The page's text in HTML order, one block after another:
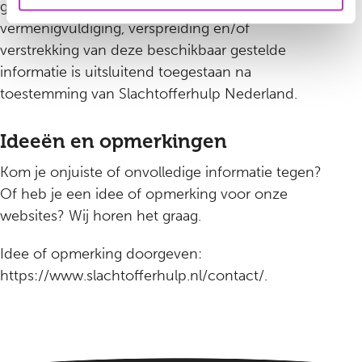
gebruik door de bezoeker. Openbaarmaking,
vermenigvuldiging, verspreiding en/of
verstrekking van deze beschikbaar gestelde
informatie is uitsluitend toegestaan na
toestemming van Slachtofferhulp Nederland.
Ideeën en opmerkingen
Kom je onjuiste of onvolledige informatie tegen?
Of heb je een idee of opmerking voor onze
websites? Wij horen het graag.
Idee of opmerking doorgeven:
https://www.slachtofferhulp.nl/contact/.